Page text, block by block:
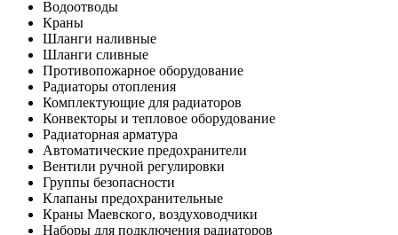
Водоотводы
Краны
Шланги наливные
Шланги сливные
Противопожарное оборудование
Радиаторы отопления
Комплектующие для радиаторов
Конвекторы и тепловое оборудование
Радиаторная арматура
Автоматические предохранители
Вентили ручной регулировки
Группы безопасности
Клапаны предохранительные
Краны Маевского, воздуховодчики
Наборы для подключения радиаторов